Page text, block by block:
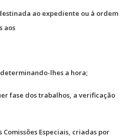
ao expediente ou à ordem
aos
lhes a hora;
fase dos trabalhos, a verificação
Comissões Especiais, criadas por